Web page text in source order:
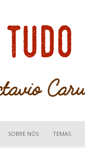
SOBRE NÓS TEMAS